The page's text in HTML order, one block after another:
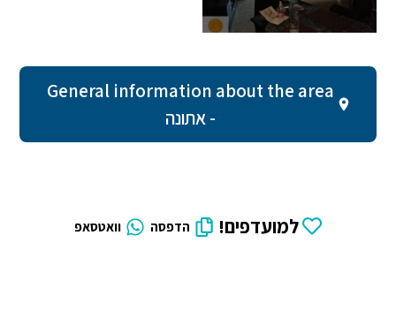
General information about the area
- אתונה
למועדפים! הדפסה וואטסאפ